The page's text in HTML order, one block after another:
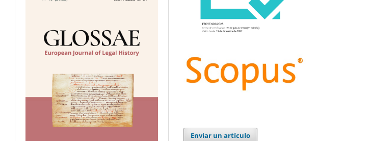
Enviar un artículo